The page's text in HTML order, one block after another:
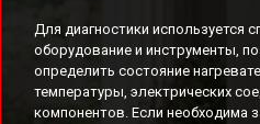
Для диагностики используется
оборудование и инструменты,
определить состояние
температуры, электрических
компонентов. Если необходима